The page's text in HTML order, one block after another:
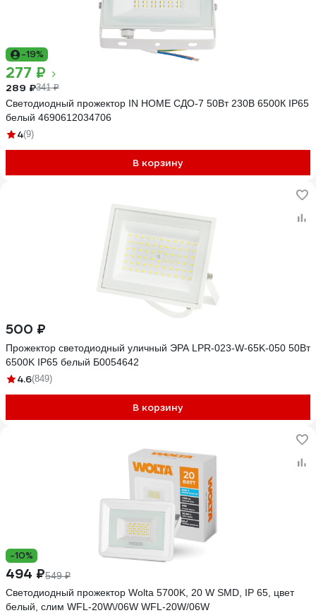
-19%
277 ₽
289 ₽341 ₽
Светодиодный прожектор IN HOME СДО-7 50Вт 230В 6500К IP65
белый 4690612034706
4(9)
В корзину
500 ₽
Прожектор светодиодный уличный ЭРА LPR-023-W-65K-050 50Вт
6500K IP65 белый Б0054642
4.6(849)
В корзину
-10%
494 ₽549 ₽
Светодиодный прожектор Wolta 5700K, 20 W SMD, IP 65, цвет
белый, слим WFL-20W\/06W WFL-20W/06W